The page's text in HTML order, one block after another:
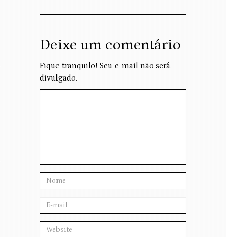
Deixe um comentário
Fique tranquilo! Seu e-mail não será
divulgado.